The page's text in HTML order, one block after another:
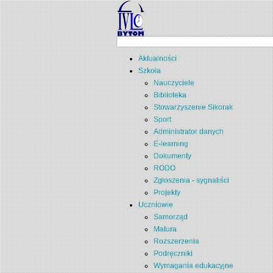
Aktualności
Szkoła
Nauczyciele
Biblioteka
Stowarzyszenie Sikorak
Sport
Administrator danych
E-learning
Dokumenty
RODO
Zgłoszenia - sygnaliści
Projekty
Uczniowie
Samorząd
Matura
Rozszerzenia
Podręczniki
Wymagania edukacyjne